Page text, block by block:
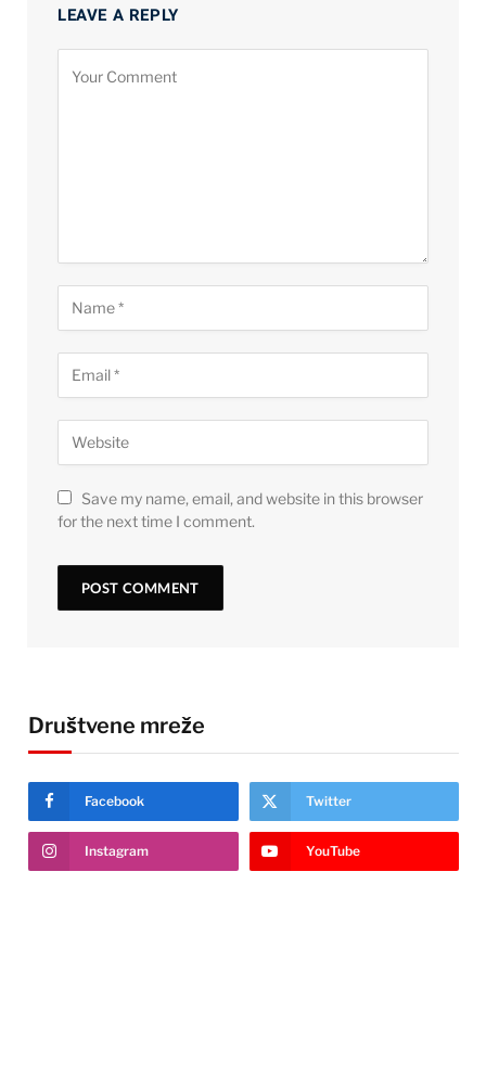
LEAVE A REPLY
Save my name, email, and website in this browser
for the next time I comment.
Društvene mreže
Facebook Twitter
Instagram YouTube